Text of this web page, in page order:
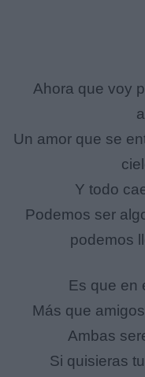
Ahora que voy
Un amor que se
Y todo
Podemos ser
podemos
Es que en
Más que
Ambas
Si quisieras